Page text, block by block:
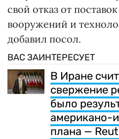
свой отказ от
вооружений и
добавил посол.
ВАС ЗАИНТЕРЕСУЕТ
В Иране
свержение
было
американо-
плана —